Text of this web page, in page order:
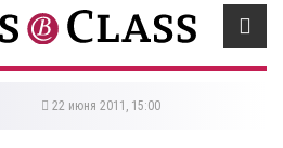
22 июня 2011, 15:00